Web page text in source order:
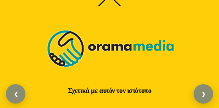
To
Σχετικά με αυτόν τον ιστότοπο
‹ ›